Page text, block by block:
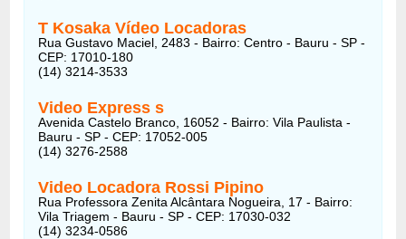
T Kosaka Vídeo Locadoras
Rua Gustavo Maciel, 2483 - Bairro: Centro - Bauru - SP -
CEP: 17010-180
(14) 3214-3533
Video Expresss
Avenida Castelo Branco, 16052 - Bairro: Vila Paulista -
Bauru - SP - CEP: 17052-005
(14) 3276-2588
Video Locadora Rossi Pipino
Rua Professora Zenita Alcântara Nogueira, 17 - Bairro:
Vila Triagem - Bauru - SP - CEP: 17030-032
(14) 3234-0586